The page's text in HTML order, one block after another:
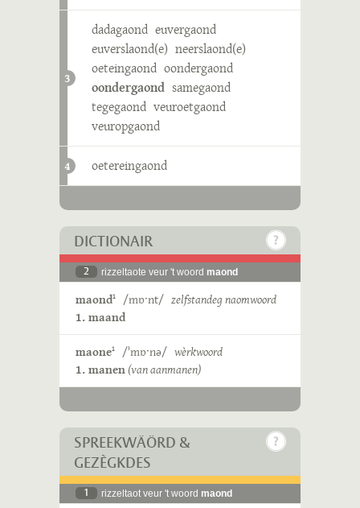
3
dadagaond euvergaond
euverslaond(e) neerslaond(e)
oeteingaond oondergaond
oondergaond samegaond
tegegaond veuroetgaond
veuropgaond
4 oetereingaond
DICTIONAIR
2 rizzeltaote veur 't woord maond
maond1 /mɒˑnt/ zelfstandeg naomwoord
1. maand
maone1 /ˈmɒˑnə/ wèrkwoord
1. manen(van aanmanen)
SPREEKWÄÖRD &
GEZÈGKDES
1 rizzeltaot veur 't woord maond